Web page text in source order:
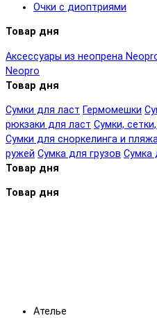
Очки с диоптриями
Товар дня
Аксессуары из неопрена
Neopro
Товар дня
Сумки для ласт Гермомешки
рюкзаки для ласт Сумки,
Сумки для сноркелинга и
ружей Сумка для грузов Сумка
Товар дня
Товар дня
Ателье